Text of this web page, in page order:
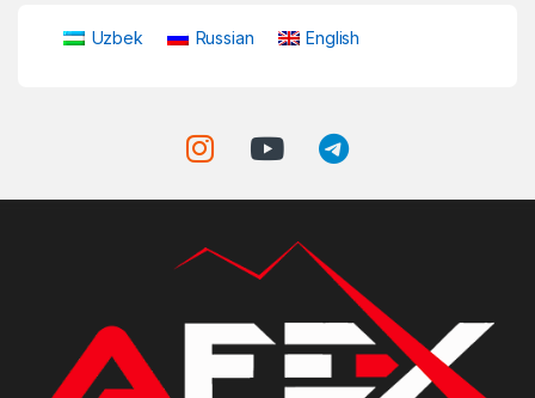
Uzbek Russian English